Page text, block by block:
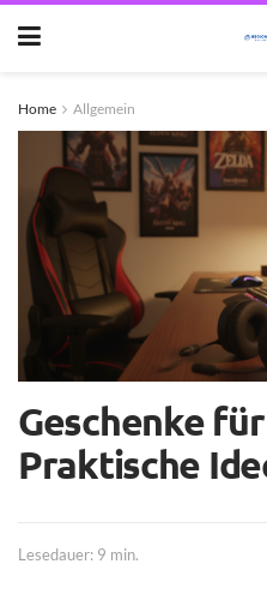
Home Allgemein
Geschenke
Praktische
Lesedauer: 9 min.